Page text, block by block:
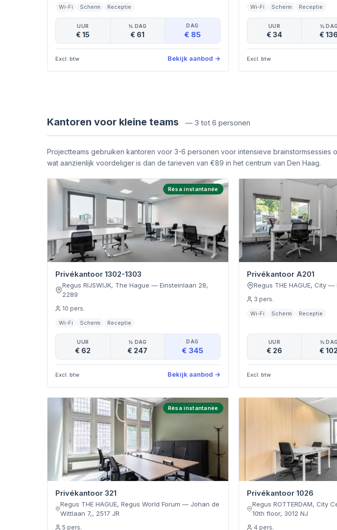
Wi-Fi Scherm Receptie
UUR
€ 15
½ DAG
€ 61
DAG
€ 85
Excl. btw Bekijk aanbod →
Wi-Fi Scherm Receptie
UUR
€ 34
½ DAG
€ 136
Excl. btw
Kantoren voor kleine teams — 3 tot 6 personen
Projectteams gebruiken kantoren voor 3-6 personen voor intensieve
wat aanzienlijk voordeliger is dan de tarieven van €89 in het centrum van Den Haag.
Résa instantanée
Privékantoor 1302-1303
Regus RIJSWIJK, The Hague — Einsteinlaan 28,
2289
10 pers.
Wi-Fi Scherm Receptie
UUR
€ 62
½ DAG
€ 247
DAG
€ 345
Excl. btw Bekijk aanbod →
Privékantoor A201
Regus THE HAGUE, City —
3 pers.
Wi-Fi Scherm Receptie
UUR
€ 26
½ DAG
€ 102
Excl. btw
Résa instantanée
Privékantoor 321
Regus THE HAGUE, Regus World Forum — Johan de
Wittlaan 7,, 2517 JR
5 pers.
Privékantoor 1026
Regus ROTTERDAM, City
10th floor, 3012 NJ
4 pers.